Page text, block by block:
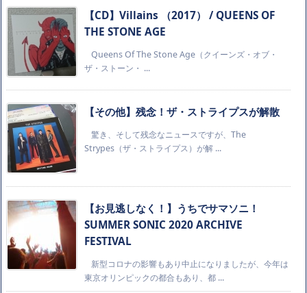
【CD】Villains （2017） / QUEENS OF
THE STONE AGE
Queens Of The Stone Age（クイーンズ・オブ・
ザ・ストーン・ ...
【その他】残念！ザ・ストライプスが解散
驚き、そして残念なニュースですが、The
Strypes（ザ・ストライプス）が解 ...
【お見逃しなく！】うちでサマソニ！
SUMMER SONIC 2020 ARCHIVE
FESTIVAL
新型コロナの影響もあり中止になりましたが、今年は
東京オリンピックの都合もあり、都 ...